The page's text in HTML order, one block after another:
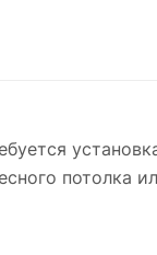
потолка